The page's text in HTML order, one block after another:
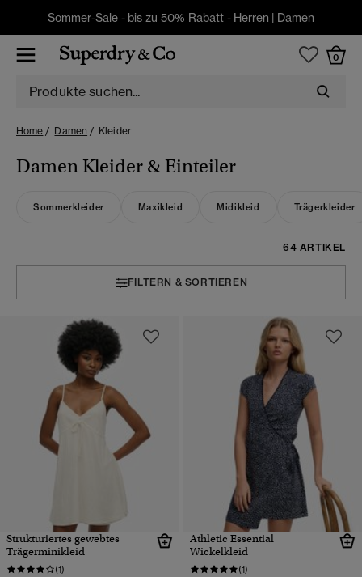
Sommer-Sale - bis zu 50% Rabatt - Herren | Damen
0
Home Damen Kleider
Damen Kleider & Einteiler
Sommerkleider Maxikleid Midikleid Trägerkleider
64 ARTIKEL
FILTERN & SORTIEREN
Strukturiertes gewebtes
Trägerminikleid
(1)
Athletic Essential
Wickelkleid
(1)